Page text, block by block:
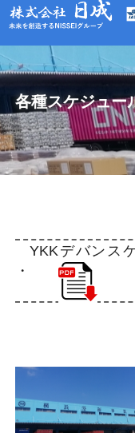
各種スケジュ
YKKデバンス